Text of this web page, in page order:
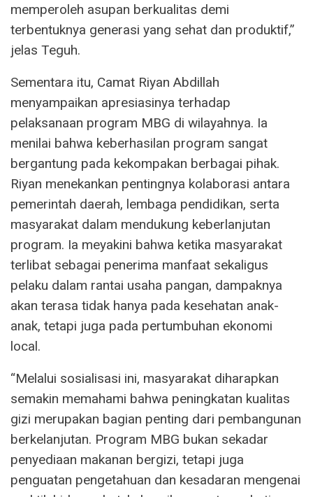
memperoleh asupan berkualitas demi
terbentuknya generasi yang sehat dan produktif,”
jelas Teguh.
Sementara itu, Camat Riyan Abdillah
menyampaikan apresiasinya terhadap
pelaksanaan program MBG di wilayahnya. Ia
menilai bahwa keberhasilan program sangat
bergantung pada kekompakan berbagai pihak.
Riyan menekankan pentingnya kolaborasi antara
pemerintah daerah, lembaga pendidikan, serta
masyarakat dalam mendukung keberlanjutan
program. Ia meyakini bahwa ketika masyarakat
terlibat sebagai penerima manfaat sekaligus
pelaku dalam rantai usaha pangan, dampaknya
akan terasa tidak hanya pada kesehatan anak-
anak, tetapi juga pada pertumbuhan ekonomi
local.
“Melalui sosialisasi ini, masyarakat diharapkan
semakin memahami bahwa peningkatan kualitas
gizi merupakan bagian penting dari pembangunan
berkelanjutan. Program MBG bukan sekadar
penyediaan makanan bergizi, tetapi juga
penguatan pengetahuan dan kesadaran mengenai